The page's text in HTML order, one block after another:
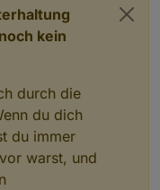
kein
durch die
du dich
du immer
warst, und